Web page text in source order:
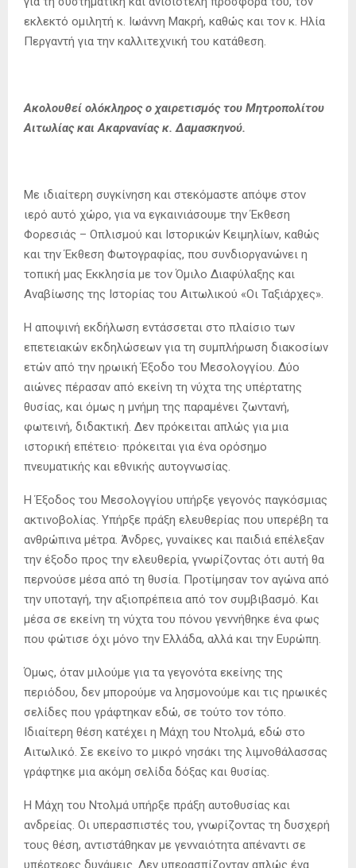
εκλεκτό ομιλητή κ. Ιωάννη Μακρή, καθώς και τον κ. Ηλία
Περγαντή για την καλλιτεχνική του κατάθεση.
Ακολουθεί ολόκληρος ο χαιρετισμός του Μητροπολίτου
Αιτωλίας και Ακαρνανίας κ. Δαμασκηνού.
Με ιδιαίτερη συγκίνηση και στεκόμαστε απόψε στον
ιερό αυτό χώρο, για να εγκαινιάσουμε την Έκθεση
Φορεσιάς – Οπλισμού και Ιστορικών Κειμηλίων, καθώς
και την Έκθεση Φωτογραφίας, που συνδιοργανώνει η
τοπική μας Εκκλησία με τον Όμιλο Διαφύλαξης και
Αναβίωσης της Ιστορίας του Αιτωλικού «Οι Ταξιάρχες».
Η αποψινή εκδήλωση εντάσσεται στο πλαίσιο των
επετειακών εκδηλώσεων για τη συμπλήρωση διακοσίων
ετών από την ηρωική Έξοδο του Μεσολογγίου. Δύο
αιώνες πέρασαν από εκείνη τη νύχτα της υπέρτατης
θυσίας, και όμως η μνήμη της παραμένει ζωντανή,
φωτεινή, διδακτική. Δεν πρόκειται απλώς για μια
ιστορική επέτειο· πρόκειται για ένα ορόσημο
πνευματικής και εθνικής αυτογνωσίας.
Η Έξοδος του Μεσολογγίου υπήρξε γεγονός παγκόσμιας
ακτινοβολίας. Υπήρξε πράξη ελευθερίας που υπερέβη τα
ανθρώπινα μέτρα. Άνδρες, γυναίκες και παιδιά επέλεξαν
την έξοδο προς την ελευθερία, γνωρίζοντας ότι αυτή θα
περνούσε μέσα από τη θυσία. Προτίμησαν τον αγώνα από
την υποταγή, την αξιοπρέπεια από τον συμβιβασμό. Και
μέσα σε εκείνη τη νύχτα του πόνου γεννήθηκε ένα φως
που φώτισε όχι μόνο την Ελλάδα, αλλά και την Ευρώπη.
Όμως, όταν μιλούμε για τα γεγονότα εκείνης της
περιόδου, δεν μπορούμε να λησμονούμε και τις ηρωικές
σελίδες που γράφτηκαν εδώ, σε τούτο τον τόπο.
Ιδιαίτερη θέση κατέχει η Μάχη του Ντολμά, εδώ στο
Αιτωλικό. Σε εκείνο το μικρό νησάκι της λιμνοθάλασσας
γράφτηκε μια ακόμη σελίδα δόξας και θυσίας.
Η Μάχη του Ντολμά υπήρξε πράξη αυτοθυσίας και
ανδρείας. Οι υπερασπιστές του, γνωρίζοντας τη δυσχερή
τους θέση, αντιστάθηκαν με γενναιότητα απέναντι σε
υπέρτερες δυνάμεις. Δεν υπερασπίζονταν απλώς ένα